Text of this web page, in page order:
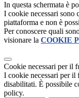
In questa schermata è
I cookie necessari sono
piattaforma e non è
Per conoscere quali
visionare la COOKIE
Cookie necessari per il
I cookie necessari per il
disabilitati. È possibile
policy.